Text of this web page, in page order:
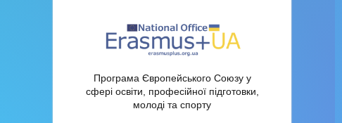
Програма Європейського Союзу у
сфері освіти, професійної підготовки,
молоді та спорту